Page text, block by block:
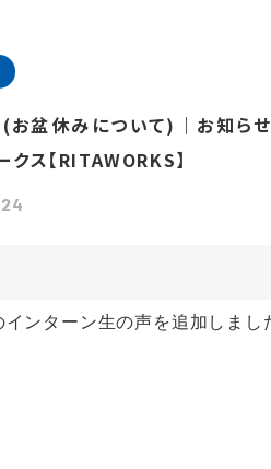
お盆休みについて)｜お知らせ
クス【RITAWORKS】